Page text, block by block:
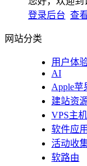
登录后台 查
网站分类
用户体
AI
Apple苹
建站资
VPS主
软件应用
活动收
软路由